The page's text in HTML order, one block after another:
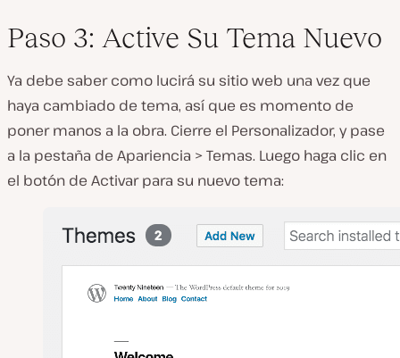
Paso 3: Active Su Tema Nuevo
Ya debe saber como lucirá su sitio web una vez que
haya cambiado de tema, así que es momento de
poner manos a la obra. Cierre el Personalizador, y pase
a la pestaña de Apariencia > Temas. Luego haga clic en
el botón de Activar para su nuevo tema: